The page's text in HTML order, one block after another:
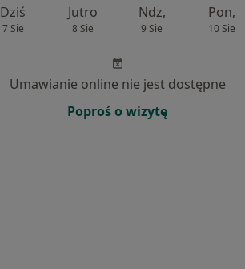
Dziś
7 Sie
Jutro
8 Sie
Ndz,
9 Sie
Pon,
10 Sie
Umawianie online nie jest dostępne
Poproś o wizytę